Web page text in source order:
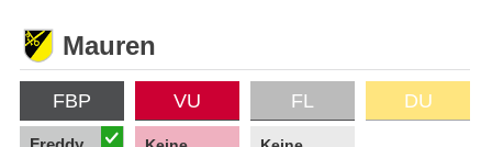
Mauren
FBP VU FL DU